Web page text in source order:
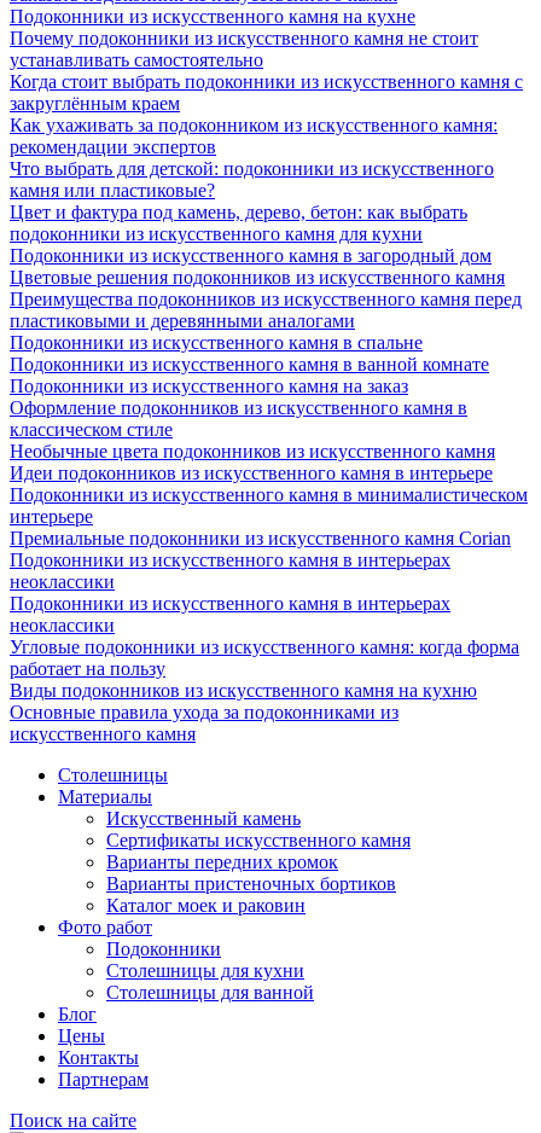
Подоконники из искусственного камня на кухне
Почему подоконники из искусственного камня не стоит
устанавливать самостоятельно
Когда стоит выбрать подоконники из искусственного камня с
закруглённым краем
Как ухаживать за подоконником из искусственного камня:
рекомендации экспертов
Что выбрать для детской: подоконники из искусственного
камня или пластиковые?
Цвет и фактура под камень, дерево, бетон: как выбрать
подоконники из искусственного камня для кухни
Подоконники из искусственного камня в загородный дом
Цветовые решения подоконников из искусственного камня
Преимущества подоконников из искусственного камня перед
пластиковыми и деревянными аналогами
Подоконники из искусственного камня в спальне
Подоконники из искусственного камня в ванной комнате
Подоконники из искусственного камня на заказ
Оформление подоконников из искусственного камня в
классическом стиле
Необычные цвета подоконников из искусственного камня
Идеи подоконников из искусственного камня в интерьере
Подоконники из искусственного камня в минималистическом
интерьере
Премиальные подоконники из искусственного камня Corian
Подоконники из искусственного камня в интерьерах
неоклассики
Подоконники из искусственного камня в интерьерах
неоклассики
Угловые подоконники из искусственного камня: когда форма
работает на пользу
Виды подоконников из искусственного камня на кухню
Основные правила ухода за подоконниками из
искусственного камня
Столешницы
Материалы
Искусственный камень
Сертификаты искусственного камня
Варианты передних кромок
Варианты пристеночных бортиков
Каталог моек и раковин
Фото работ
Подоконники
Столешницы для кухни
Столешницы для ванной
Блог
Цены
Контакты
Партнерам
Поиск на сайте